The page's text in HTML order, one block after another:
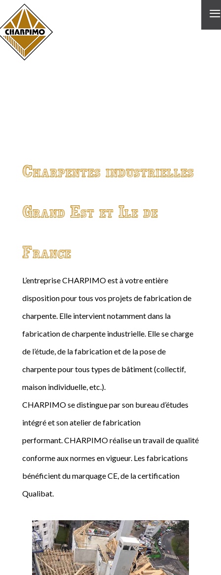
≡
Charpentes industrielles
Grand Est et Ile de
France
L’entreprise CHARPIMO est à votre entière
disposition pour tous vos projets de fabrication de
charpente. Elle intervient notamment dans la
fabrication de charpente industrielle. Elle se charge
de l’étude, de la fabrication et de la pose de
charpente pour tous types de bâtiment (collectif,
maison individuelle, etc.).
CHARPIMO se distingue par son bureau d’études
intégré et son atelier de fabrication
performant. CHARPIMO réalise un travail de qualité
conforme aux normes en vigueur. Les fabrications
bénéficient du marquage CE, de la certification
Qualibat.